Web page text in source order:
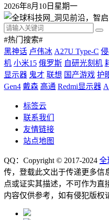
2026年8月10日星期一
#热门搜索#
黑神话 卢伟冰 A27U Type-C
机 小米15 俄罗斯 自研光刻机
显示器 鬼才 联想 国产游戏 护
Gen4 戴森 高通 Redmi显示器
标签云
联系我们
友情链接
站点地图
QQ：Copyright © 2017-2024 全
传，登载此文出于传递更多信
点或证实其描述，不可作为直
内容仅供参考，如有侵犯版权